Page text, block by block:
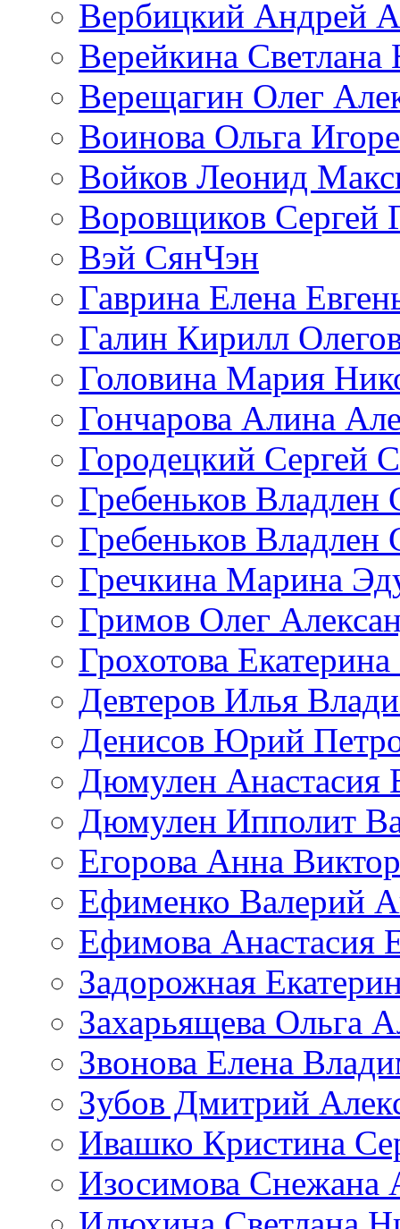
Вербицкий Андрей
Верейкина Светлана
Верещагин Олег
Воинова Ольга
Войков Леонид
Воровщиков Сергей
Вэй СянЧэн
Гаврина Елена
Галин Кирилл
Головина Мария
Гончарова Алина
Городецкий Сергей
Гребеньков Владлен
Гребеньков Владлен
Гречкина Марина
Гримов Олег
Грохотова
Девтеров Илья
Денисов Юрий
Дюмулен Анастасия
Дюмулен Ипполит
Егорова Анна
Ефименко Валерий
Ефимова Анастасия
Задорожная
Захарьящева Ольга
Звонова Елена
Зубов Дмитрий
Ивашко Кристина
Изосимова Снежана